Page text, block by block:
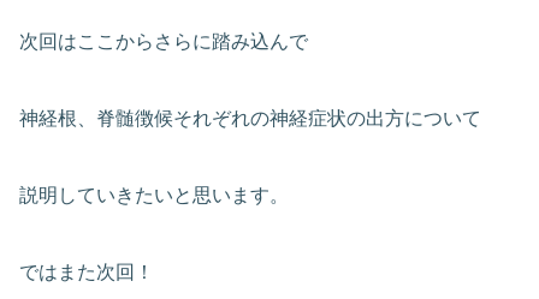
次回はここからさらに踏み込んで
神経根、脊髄徴候それぞれの神経症状の出方について
説明していきたいと思います。
ではまた次回！